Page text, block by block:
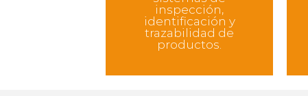
inspección,
identificación y
trazabilidad de
productos.